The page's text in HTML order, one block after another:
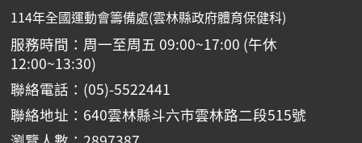
114年全國運動會籌備處(雲林縣政府體育保健科)
服務時間：周一至周五 09:00~17:00 (午休
12:00~13:30)
聯絡電話：(05)-5522441
聯絡地址：640雲林縣斗六市雲林路二段515號